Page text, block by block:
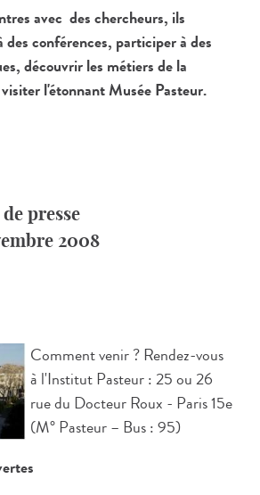
avec des chercheurs, ils
des conférences, participer à des
découvrir les métiers de la
l'étonnant Musée Pasteur.
presse
2008
Comment venir ? Rendez-vous
à l'Institut Pasteur : 25 ou 26
rue du Docteur Roux - Paris 15e
(M° Pasteur – Bus : 95)